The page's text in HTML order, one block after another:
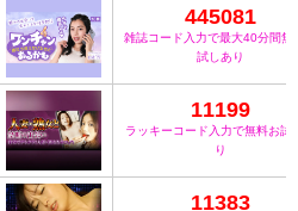
445081
雑誌コード入力で最大40分間無
試しあり
11199
ラッキーコード入力で無料お試
り
11383